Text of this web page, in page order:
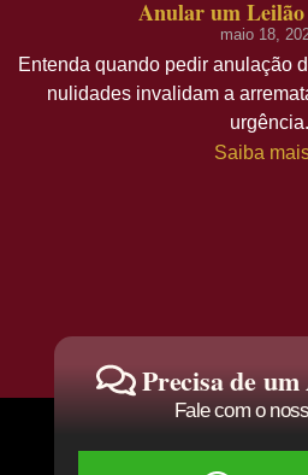
Anular um
maio 18,
Entenda quando pedir anulação
nulidades invalidam a
urgência.
Saiba
Precisa de
Fale com o